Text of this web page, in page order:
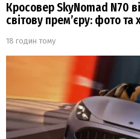
Кросовер SkyNomad N70
світову прем’єру: фото та
18 годин тому